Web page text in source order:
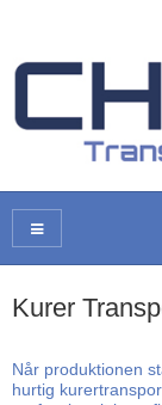
Kurer
Når produktionen
hurtig